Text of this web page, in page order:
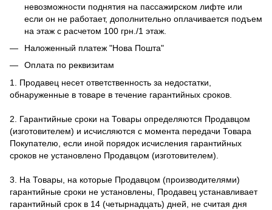
невозможности поднятия на пассажирском лифте или
если он не работает, дополнительно оплачивается подъем
на этаж с расчетом 100 грн./1 этаж.
Наложенный платеж "Нова Пошта"
Оплата по реквизитам
1. Продавец несет ответственность за недостатки,
обнаруженные в товаре в течение гарантийных сроков.
2. Гарантийные сроки на Товары определяются Продавцом
(изготовителем) и исчисляются с момента передачи Товара
Покупателю, если иной порядок исчисления гарантийных
сроков не установлено Продавцом (изготовителем).
3. На Товары, на которые Продавцом (производителями)
гарантийные сроки не установлены, Продавец устанавливает
гарантийный срок в 14 (четырнадцать) дней, не считая дня